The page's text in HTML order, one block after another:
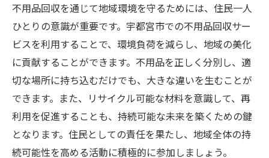
不用品回収を通じて地域環境を守るためには、住民一人
ひとりの意識が重要です。宇都宮市での不用品回収サー
ビスを利用することで、環境負荷を減らし、地域の美化
に貢献することができます。不用品を正しく分別し、適
切な場所に持ち込むだけでも、大きな違いを生むことが
できます。また、リサイクル可能な材料を意識して、再
利用を促進することも、持続可能な未来を築くための鍵
となります。住民としての責任を果たし、地域全体の持
続可能性を高める活動に積極的に参加しましょう。